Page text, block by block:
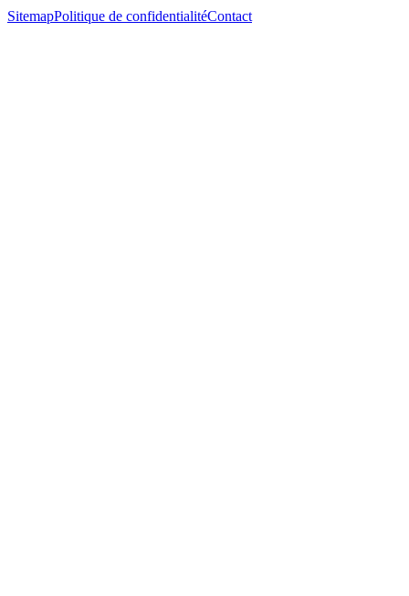
SitemapPolitique de confidentialitéContact